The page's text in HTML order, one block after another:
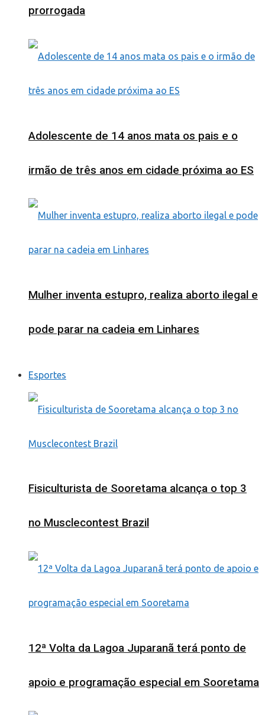
prorrogada
Adolescente de 14 anos mata os pais e o
irmão de três anos em cidade próxima ao ES
Mulher inventa estupro, realiza aborto ilegal e
pode parar na cadeia em Linhares
Esportes
Fisiculturista de Sooretama alcança o top 3
no Musclecontest Brazil
12ª Volta da Lagoa Juparanã terá ponto de
apoio e programação especial em Sooretama